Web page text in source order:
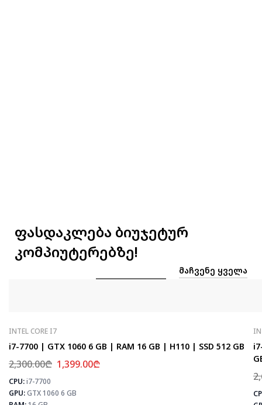
ფასდაკლება ბიუჯეტურ
კომპიუტერებზე!
ᲛᲐᲩᲕᲔᲜᲔ ᲧᲕᲔᲚᲐ
INTEL CORE I7
i7-7700 | GTX 1060 6 GB | RAM 16 GB | H110 | SSD 512 GB
2,300.00₾ 1,399.00₾
CPU:i7-7700
GPU:GTX 1060 6 GB